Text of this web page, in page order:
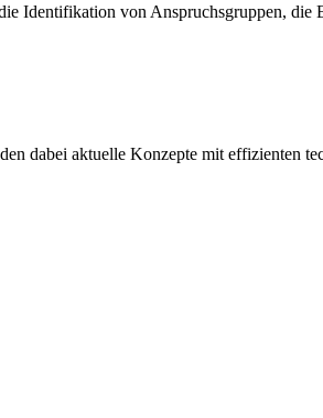
Identifikation von Anspruchsgruppen, die
dabei aktuelle Konzepte mit effizienten